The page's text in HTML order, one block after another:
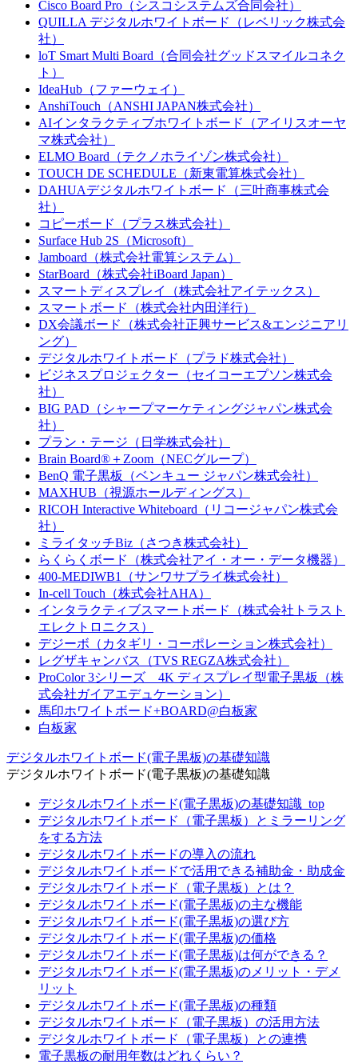
Cisco Board Pro（シスコシステムズ合同会社）
QUILLA デジタルホワイトボード（レベリック株式会
社）
loT Smart Multi Board（合同会社グッドスマイルコネク
ト）
IdeaHub（ファーウェイ）
AnshiTouch（ANSHI JAPAN株式会社）
AIインタラクティブホワイトボード（アイリスオーヤ
マ株式会社）
ELMO Board（テクノホライゾン株式会社）
TOUCH DE SCHEDULE（新東電算株式会社）
DAHUAデジタルホワイトボード（三叶商事株式会
社）
コピーボード（プラス株式会社）
Surface Hub 2S（Microsoft）
Jamboard（株式会社電算システム）
StarBoard（株式会社iBoard Japan）
スマートディスプレイ（株式会社アイテックス）
スマートボード（株式会社内田洋行）
DX会議ボード（株式会社正興サービス&エンジニアリ
ング）
デジタルホワイトボード（プラド株式会社）
ビジネスプロジェクター（セイコーエプソン株式会
社）
BIG PAD（シャープマーケティングジャパン株式会
社）
プラン・テージ（日学株式会社）
Brain Board®＋Zoom（NECグループ）
BenQ 電子黒板（ベンキュー ジャパン株式会社）
MAXHUB（視源ホールディングス）
RICOH Interactive Whiteboard（リコージャパン株式会
社）
ミライタッチBiz（さつき株式会社）
らくらくボード（株式会社アイ・オー・データ機器）
400-MEDIWB1（サンワサプライ株式会社）
In-cell Touch（株式会社AHA）
インタラクティブスマートボード（株式会社トラスト
エレクトロニクス）
デジーボ（カタギリ・コーポレーション株式会社）
レグザキャンバス（TVS REGZA株式会社）
ProColor 3シリーズ 4K ディスプレイ型電子黒板（株
式会社ガイアエデュケーション）
馬印ホワイトボード+BOARD@白板家
白板家
デジタルホワイトボード(電子黒板)の基礎知識
デジタルホワイトボード(電子黒板)の基礎知識
デジタルホワイトボード(電子黒板)の基礎知識_top
デジタルホワイトボード（電子黒板）とミラーリング
をする方法
デジタルホワイトボードの導入の流れ
デジタルホワイトボードで活用できる補助金・助成金
デジタルホワイトボード（電子黒板）とは？
デジタルホワイトボード(電子黒板)の主な機能
デジタルホワイトボード(電子黒板)の選び方
デジタルホワイトボード(電子黒板)の価格
デジタルホワイトボード(電子黒板)は何ができる？
デジタルホワイトボード(電子黒板)のメリット・デメ
リット
デジタルホワイトボード(電子黒板)の種類
デジタルホワイトボード（電子黒板）の活用方法
デジタルホワイトボード（電子黒板）との連携
電子黒板の耐用年数はどれくらい？